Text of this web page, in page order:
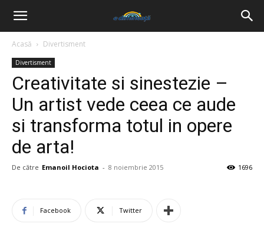
Acasă Divertisment
Divertisment
Creativitate si sinestezie –
Un artist vede ceea ce aude
si transforma totul in opere
de arta!
De către Emanoil Hociota - 8 noiembrie 2015 1696
Facebook Twitter